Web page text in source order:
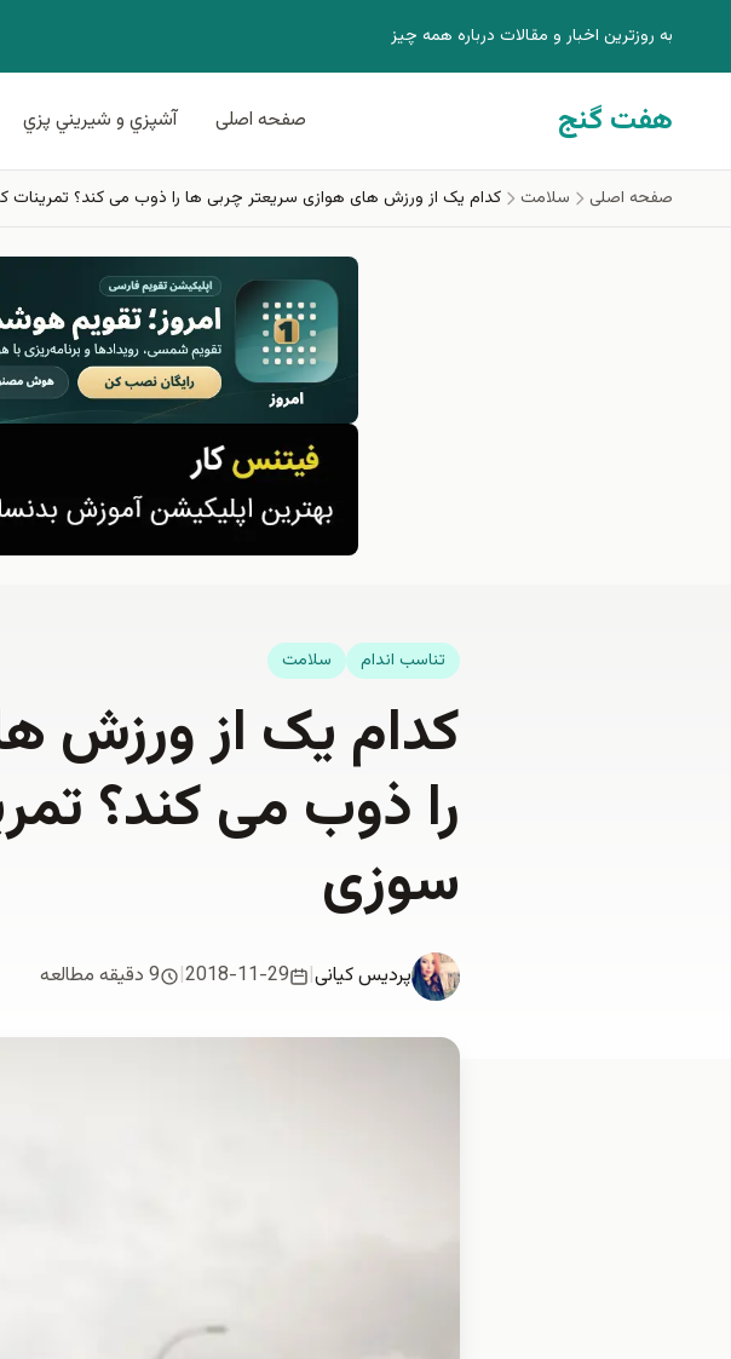
به روزترين اخبار و مقالات درباره همه چيز
هفت گنج صفحه اصلی آشپزي و شيريني پزي
صفحه اصلی سلامت کدام یک از ورزش های هوازی سریعتر چربی ها را ذوب می کند؟ تمرینات
تناسب اندام سلامت
کدام یک از ورزش
را ذوب می کند؟
سوزی
پردیس کیانی|
2018-11-29
| 9 دقیقه مطالعه